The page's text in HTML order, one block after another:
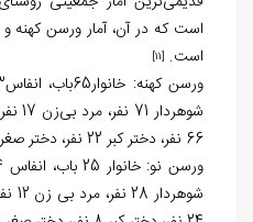
است که در آن، آمار ورسن کهنه
است. [11]
66 نفر، دختر کبر 22 نفر، دختر صغر 34 نفر.